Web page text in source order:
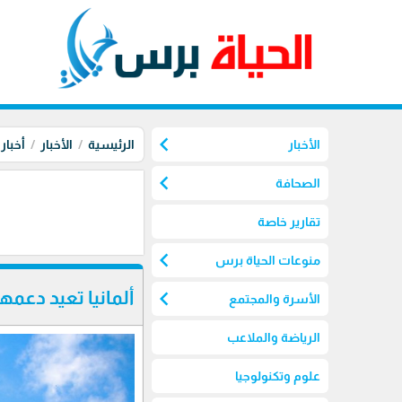
الأخبار chevron_left
الصحافة chevron_left
تقارير خاصة
منوعات الحياة برس chevron_left
الأسرة والمجتمع chevron_left
الرياضة والملاعب
علوم وتكنولوجيا
الرئيسية الأخبار أخبار
ألمانيا تعيد